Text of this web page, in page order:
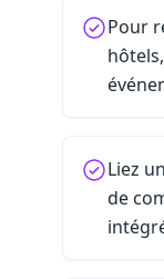
Pour
Liez
de